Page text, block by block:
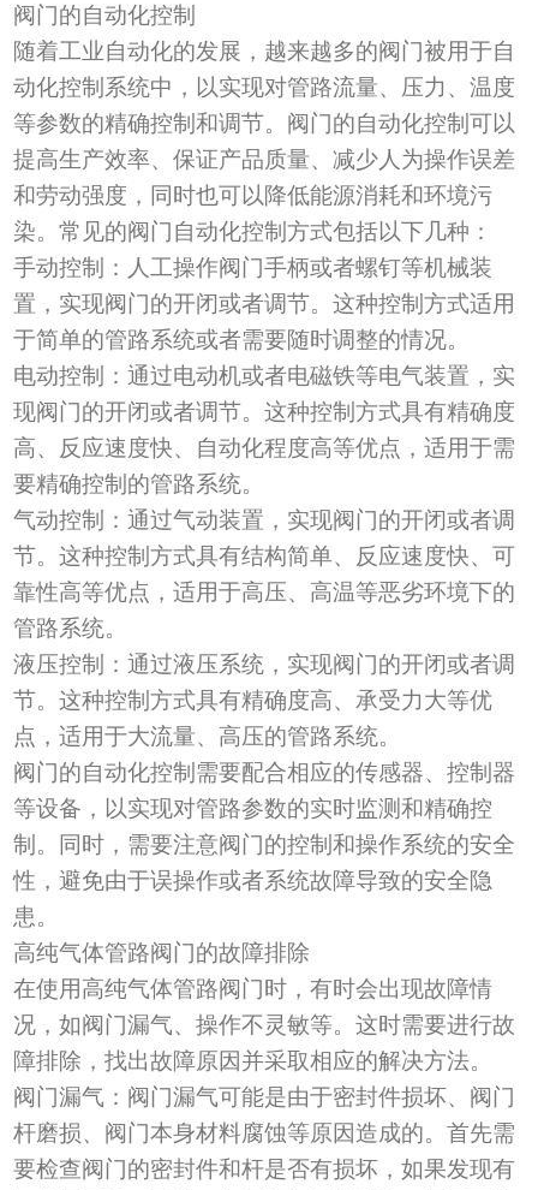
阀门的自动化控制
随着工业自动化的发展，越来越多的阀门被用于自
动化控制系统中，以实现对管路流量、压力、温度
等参数的精确控制和调节。阀门的自动化控制可以
提高生产效率、保证产品质量、减少人为操作误差
和劳动强度，同时也可以降低能源消耗和环境污
染。常见的阀门自动化控制方式包括以下几种：
手动控制：人工操作阀门手柄或者螺钉等机械装
置，实现阀门的开闭或者调节。这种控制方式适用
于简单的管路系统或者需要随时调整的情况。
电动控制：通过电动机或者电磁铁等电气装置，实
现阀门的开闭或者调节。这种控制方式具有精确度
高、反应速度快、自动化程度高等优点，适用于需
要精确控制的管路系统。
气动控制：通过气动装置，实现阀门的开闭或者调
节。这种控制方式具有结构简单、反应速度快、可
靠性高等优点，适用于高压、高温等恶劣环境下的
管路系统。
液压控制：通过液压系统，实现阀门的开闭或者调
节。这种控制方式具有精确度高、承受力大等优
点，适用于大流量、高压的管路系统。
阀门的自动化控制需要配合相应的传感器、控制器
等设备，以实现对管路参数的实时监测和精确控
制。同时，需要注意阀门的控制和操作系统的安全
性，避免由于误操作或者系统故障导致的安全隐
患。
高纯气体管路阀门的故障排除
在使用高纯气体管路阀门时，有时会出现故障情
况，如阀门漏气、操作不灵敏等。这时需要进行故
障排除，找出故障原因并采取相应的解决方法。
阀门漏气 ： 阀门漏气可能是由于密封件损坏、阀门
杆磨损、阀门本身材料腐蚀等原因造成的。首先需
要检查阀门的密封件和杆是否有损坏，如果发现有